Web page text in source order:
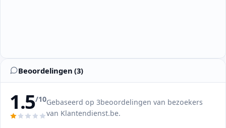
Beoordelingen (3)
1.5/10Gebaseerd op 3beoordelingen van bezoekers
van Klantendienst.be.